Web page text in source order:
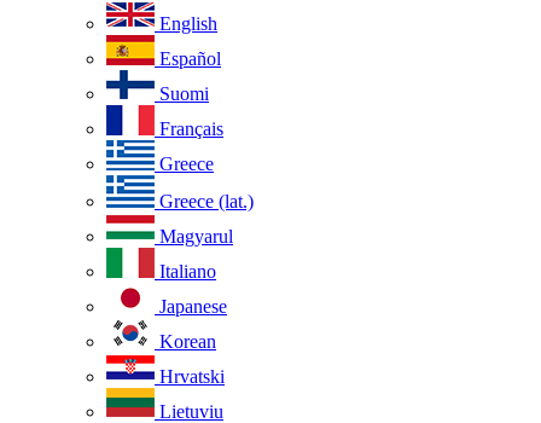
English
Español
Suomi
Français
Greece
Greece (lat.)
Magyarul
Italiano
Japanese
Korean
Hrvatski
Lietuviu